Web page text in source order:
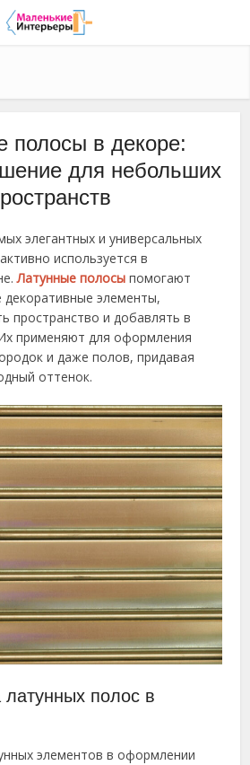
полосы в декоре:
для небольших
элегантных и универсальных
используется в
Латунные полосы помогают
декоративные элементы,
пространство и добавлять в
применяют для оформления
и даже полов, придавая
оттенок.
полос в
элементов в оформлении